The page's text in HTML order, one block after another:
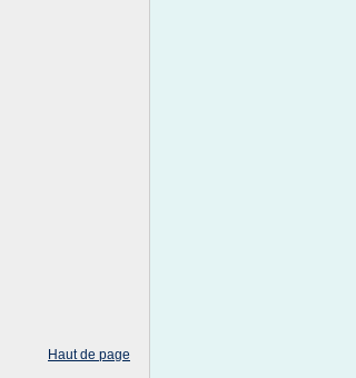
Haut de page